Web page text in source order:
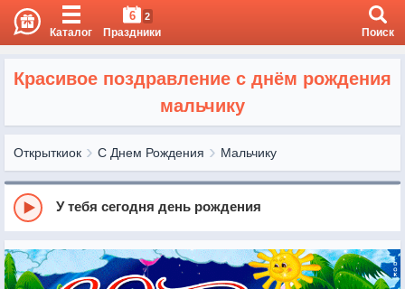
Каталог
6 2
Праздники Поиск
Красивое поздравление с днём рождения
мальчику
Открыткиок С Днем Рождения Мальчику
У тебя сегодня день рождения